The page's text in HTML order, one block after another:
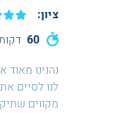
60
ציון:
נהנינו
לנו לסיים
מקווים